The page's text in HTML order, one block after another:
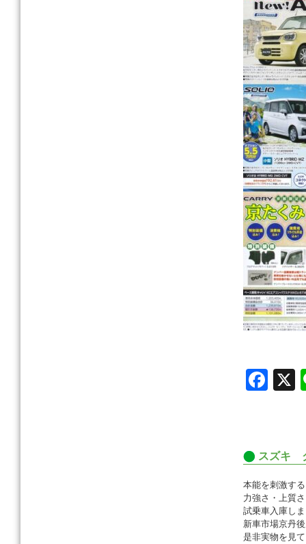
F
e
b
o
o
k
スズキ
本能を刺激す
力強さ・上質
試乗車入庫し
新車市場京丹
是非実物を見